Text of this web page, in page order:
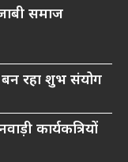
समाज
रहा शुभ संयोग
कार्यकत्रियों